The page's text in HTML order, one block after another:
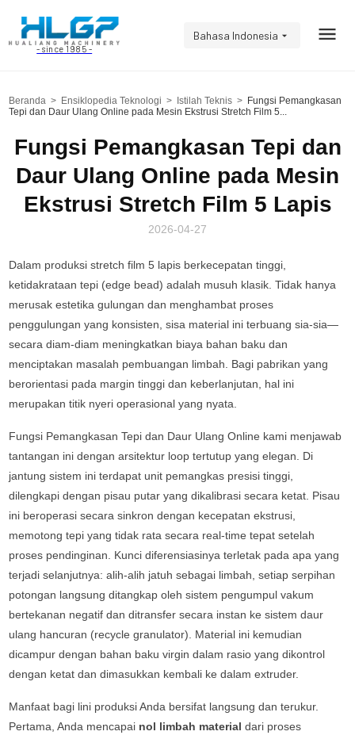
- since 1985 -
Bahasa Indonesia
Beranda > Ensiklopedia Teknologi > Istilah Teknis > Fungsi Pemangkasan
Tepi dan Daur Ulang Online pada Mesin Ekstrusi Stretch Film 5...
Fungsi Pemangkasan Tepi dan
Daur Ulang Online pada Mesin
Ekstrusi Stretch Film 5 Lapis
2026-04-27
Dalam produksi stretch film 5 lapis berkecepatan tinggi,
ketidakrataan tepi (edge bead) adalah musuh klasik. Tidak hanya
merusak estetika gulungan dan menghambat proses
penggulungan yang konsisten, sisa material ini terbuang sia-sia—
secara diam-diam meningkatkan biaya bahan baku dan
menciptakan masalah pembuangan limbah. Bagi pabrikan yang
berorientasi pada margin tinggi dan keberlanjutan, hal ini
merupakan titik nyeri operasional yang nyata.
Fungsi Pemangkasan Tepi dan Daur Ulang Online kami menjawab
tantangan ini dengan arsitektur loop tertutup yang elegan. Di
jantung sistem ini terdapat unit pemangkas presisi tinggi,
dilengkapi dengan pisau putar yang dikalibrasi secara ketat. Pisau
ini beroperasi secara sinkron dengan kecepatan ekstrusi,
memotong tepi yang tidak rata secara real-time tepat setelah
proses pendinginan. Kunci diferensiasinya terletak pada apa yang
terjadi selanjutnya: alih-alih jatuh sebagai limbah, setiap serpihan
potongan langsung ditangkap oleh sistem pengumpul vakum
bertekanan negatif dan ditransfer secara instan ke sistem daur
ulang hancuran (recycle granulator). Material ini kemudian
dicampur dengan bahan baku virgin dalam rasio yang dikontrol
dengan ketat dan dimasukkan kembali ke dalam extruder.
Manfaat bagi lini produksi Anda bersifat langsung dan terukur.
Pertama, Anda mencapai nol limbah material dari proses